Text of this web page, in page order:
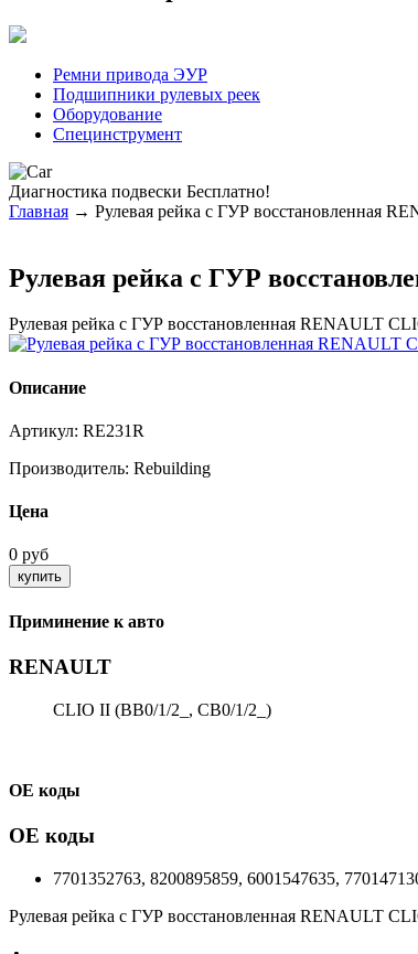
Ремни привода ЭУР
Подшипники рулевых реек
Оборудование
Специнструмент
Диагностика подвески Бесплатно!
Главная → Рулевая рейка с ГУР восстановленная
Рулевая рейка с ГУР
Рулевая рейка с ГУР восстановленная RENAULT
Описание
Артикул: RE231R
Производитель: Rebuilding
Цена
0 руб
Приминение к авто
RENAULT
CLIO II (BB0/1/2_, CB0/1/2_)
ОЕ коды
ОЕ коды
7701352763, 8200895859, 6001547635,
Рулевая рейка с ГУР восстановленная RENAULT